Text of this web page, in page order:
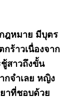
ฎหมาย มีบุตร
ร้าวเนื่องจาก
สาวถึงขั้น
กจำเลย หญิง
าที่ชอบด้วย